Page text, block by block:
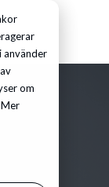
använder
om